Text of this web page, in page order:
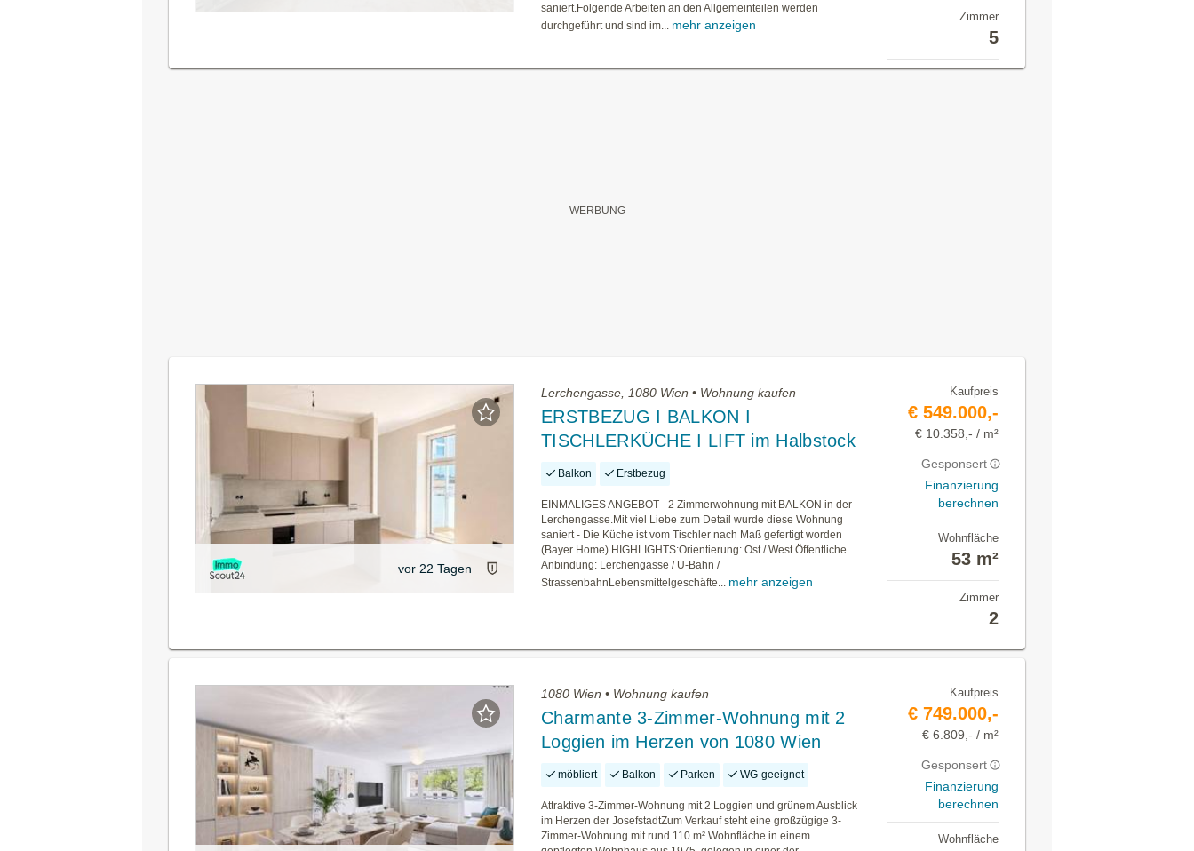
saniert.Folgende Arbeiten an den Allgemeinteilen werden
durchgeführt und sind im... mehr anzeigen
Zimmer
5
vor 22 Tagen
Lerchengasse, 1080 Wien • Wohnung kaufen
ERSTBEZUG I BALKON I
TISCHLERKÜCHE I LIFT im Halbstock
Balkon Erstbezug
EINMALIGES ANGEBOT - 2 Zimmerwohnung mit BALKON in der
Lerchengasse.Mit viel Liebe zum Detail wurde diese Wohnung
saniert - Die Küche ist vom Tischler nach Maß gefertigt worden
(Bayer Home).HIGHLIGHTS:Orientierung: Ost / West Öffentliche
Anbindung: Lerchengasse / U-Bahn /
StrassenbahnLebensmittelgeschäfte... mehr anzeigen
Kaufpreis
€ 549.000,-
€ 10.358,- / m²
Gesponsert
Finanzierung
berechnen
Wohnfläche
53 m²
Zimmer
2
1080 Wien • Wohnung kaufen
Charmante 3-Zimmer-Wohnung mit 2
Loggien im Herzen von 1080 Wien
möbliert Balkon Parken WG-geeignet
Attraktive 3-Zimmer-Wohnung mit 2 Loggien und grünem Ausblick
im Herzen der JosefstadtZum Verkauf steht eine großzügige 3-
Zimmer-Wohnung mit rund 110 m² Wohnfläche in einem
Kaufpreis
€ 749.000,-
€ 6.809,- / m²
Gesponsert
Finanzierung
berechnen
Wohnfläche